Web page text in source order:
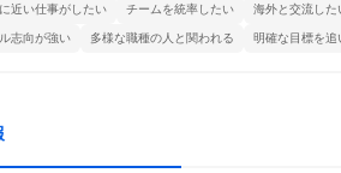
近い仕事がしたい チームを統率したい 海外と交流した
志向が強い 多様な職種の人と関われる 明確な目標を追